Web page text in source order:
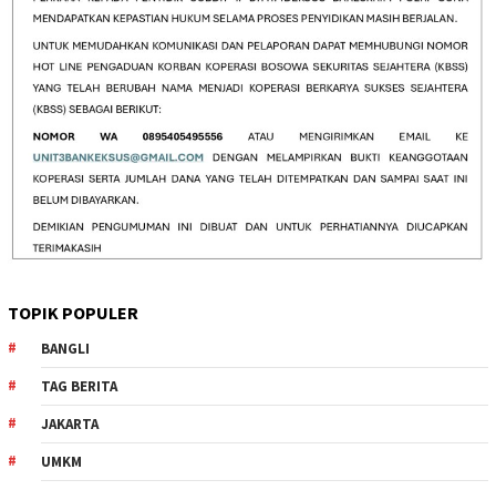
TOPIK POPULER
BANGLI
TAG BERITA
JAKARTA
UMKM